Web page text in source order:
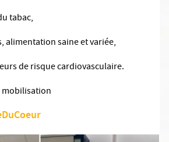
tabac,
alimentation saine et variée,
de risque cardiovasculaire.
mobilisation